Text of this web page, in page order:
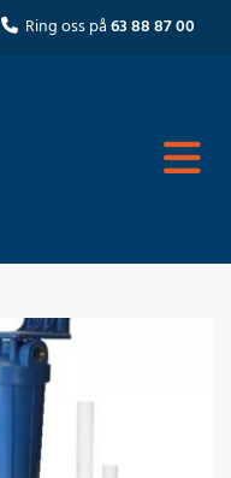
 Ring oss på63 88 87 00